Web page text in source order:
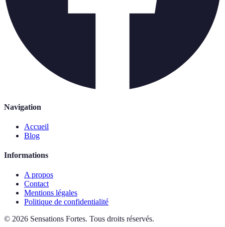
Navigation
Accueil
Blog
Informations
A propos
Contact
Mentions légales
Politique de confidentialité
© 2026 Sensations Fortes. Tous droits réservés.